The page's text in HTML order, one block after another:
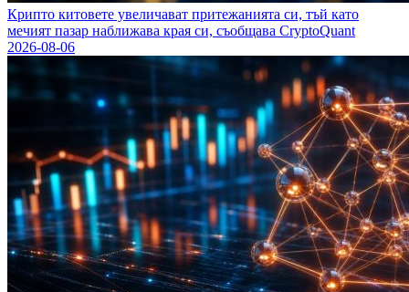
Крипто китовете увеличават притежанията си, тъй като
мечият пазар наближава края си, съобщава CryptoQuant
2026-08-06